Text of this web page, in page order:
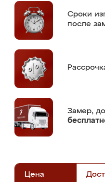
Сроки
после
Замер,
Цена